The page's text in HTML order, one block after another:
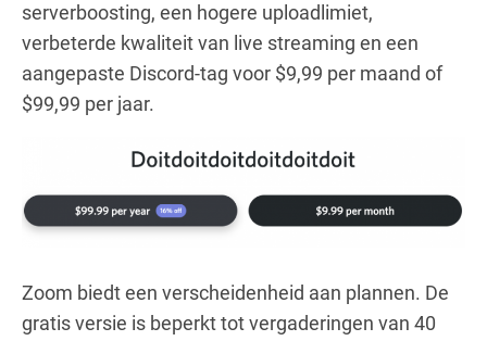
serverboosting, een hogere uploadlimiet,
verbeterde kwaliteit van live streaming en een
aangepaste Discord-tag voor $9,99 per maand of
$99,99 per jaar.
Zoom biedt een verscheidenheid aan plannen. De
gratis versie is beperkt tot vergaderingen van 40